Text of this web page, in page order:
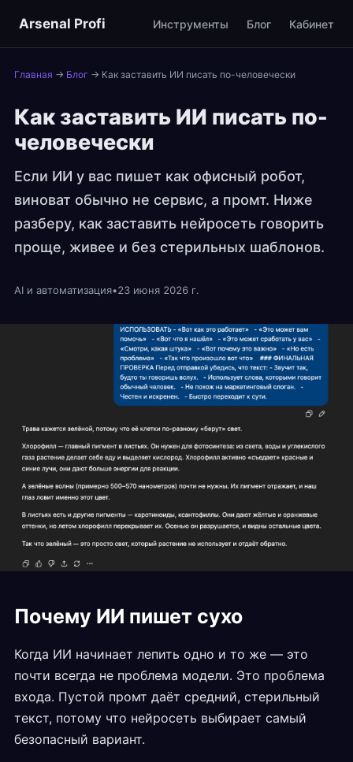
Arsenal Profi Инструменты Блог Кабинет
Главная → Блог → Как заставить ИИ писать по-человечески
Как заставить ИИ писать по-
человечески
Если ИИ у вас пишет как офисный робот,
виноват обычно не сервис, а промт. Ниже
разберу, как заставить нейросеть говорить
проще, живее и без стерильных шаблонов.
AI и автоматизация•23 июня 2026 г.
Почему ИИ пишет сухо
Когда ИИ начинает лепить одно и то же — это
почти всегда не проблема модели. Это проблема
входа. Пустой промт даёт средний, стерильный
текст, потому что нейросеть выбирает самый
безопасный вариант.